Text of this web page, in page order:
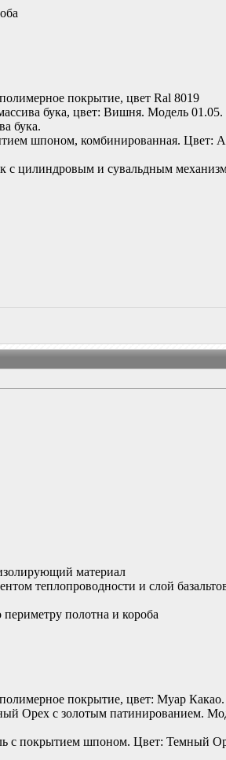
покрытие, цвет Ral 8019
бука, цвет: Вишня. Модель
бука.
шпоном, комбинированная. Цвет:
цилиндровым и сувальдным
материал
теплопроводности и слой
полотна и короба
покрытие, цвет: Муар Какао.
Орех с золотым патинированием.
с покрытием шпоном. Цвет: Темный